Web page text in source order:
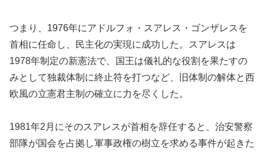
つまり、1976年にアドルフォ・スアレス・ゴンザレスを
首相に任命し、民主化の実現に成功した。スアレスは
1978年制定の新憲法で、国王は儀礼的な役割を果たすの
みとして独裁体制に終止符を打つなど、旧体制の解体と西
欧風の立憲君主制の確立に力を尽くした。
1981年2月にそのスアレスが首相を辞任すると、治安警察
部隊が国会を占拠し軍事政権の樹立を求める事件が起きた